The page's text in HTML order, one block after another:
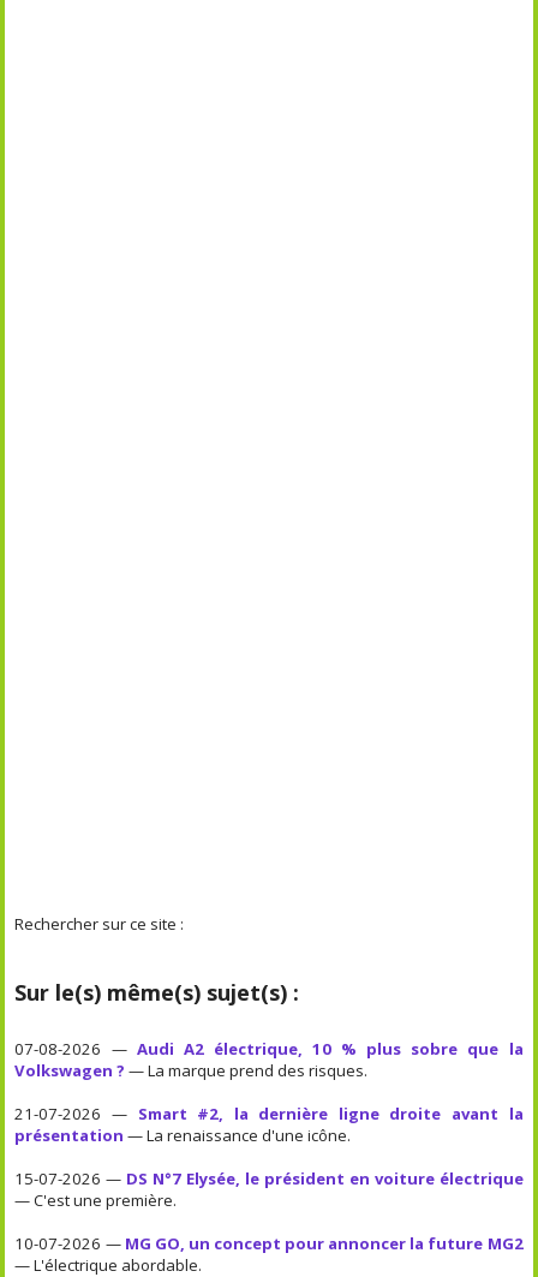
Rechercher sur ce site :
Sur le(s) même(s) sujet(s) :
07-08-2026 — Audi A2 électrique, 10 % plus sobre que la
Volkswagen ? — La marque prend des risques.
21-07-2026 — Smart #2, la dernière ligne droite avant la
présentation — La renaissance d'une icône.
15-07-2026 — DS N°7 Elysée, le président en voiture électrique
— C'est une première.
10-07-2026 — MG GO, un concept pour annoncer la future MG2
— L'électrique abordable.